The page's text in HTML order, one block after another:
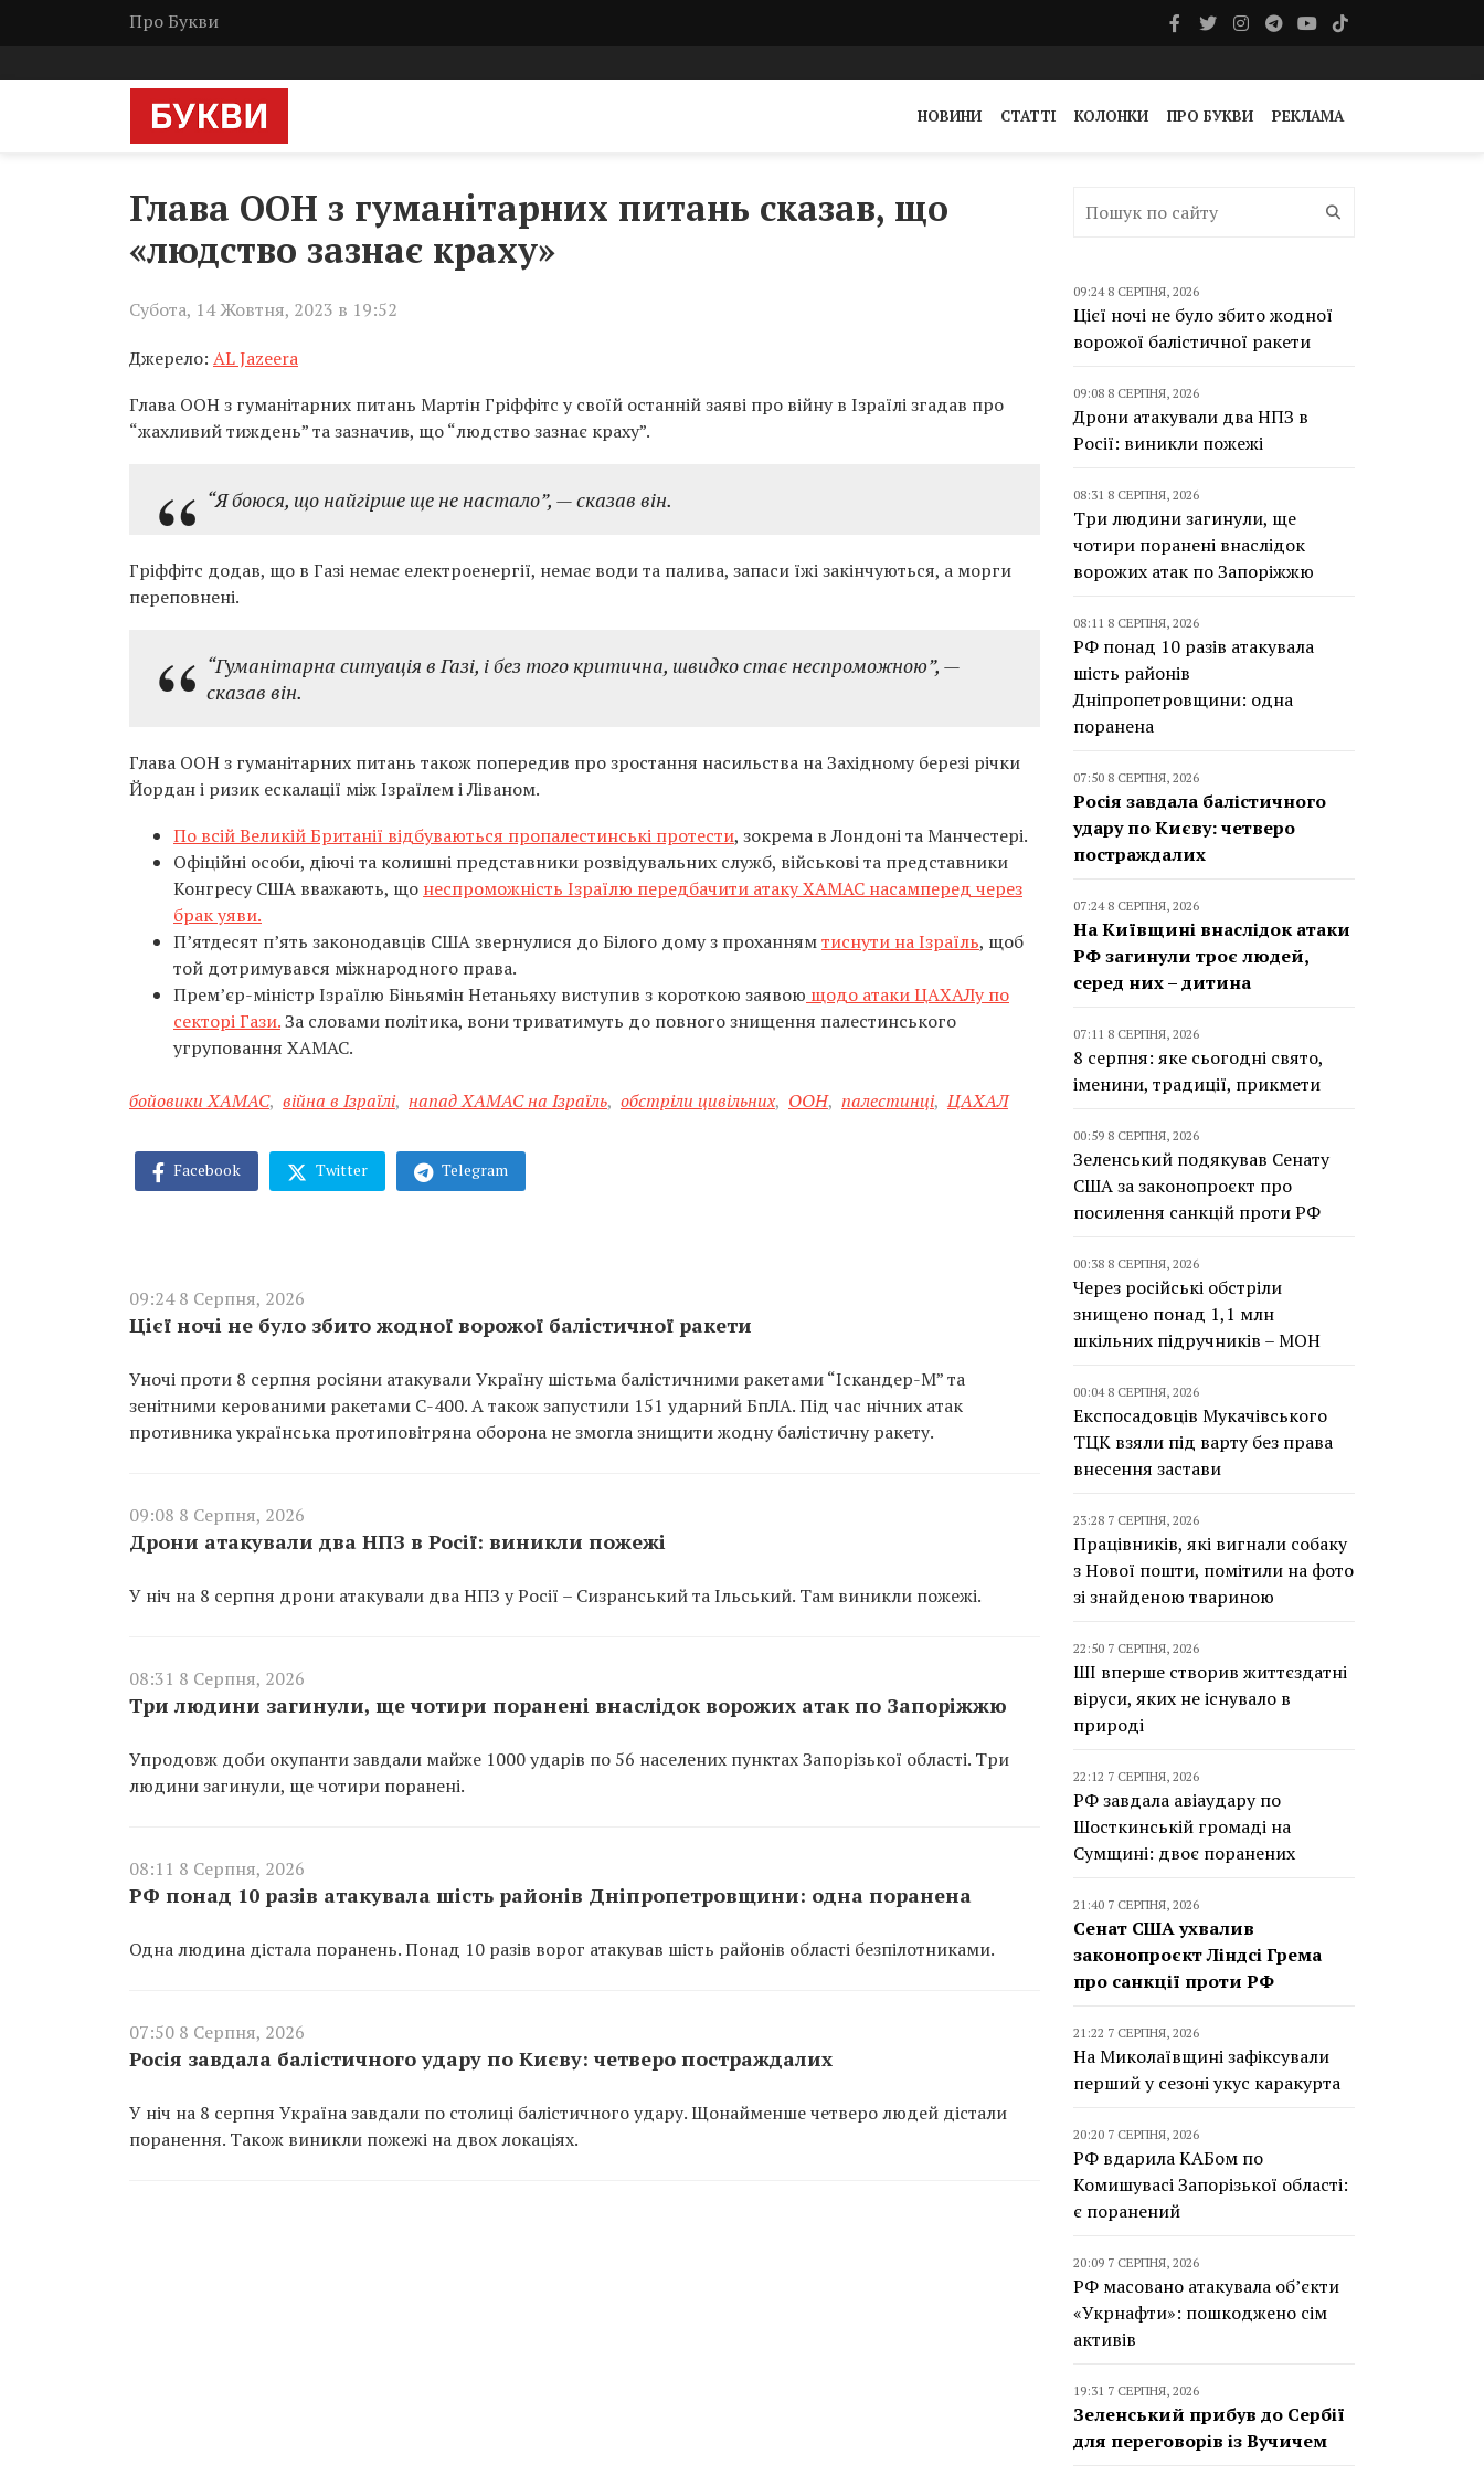
Про Букви
НОВИНИ СТАТТІ КОЛОНКИ ПРО БУКВИ РЕКЛАМА
Глава ООН з гуманітарних питань сказав, що
«людство зазнає краху»
Субота, 14 Жовтня, 2023 в 19:52
Джерело: AL Jazeera
Глава ООН з гуманітарних питань Мартін Гріффітс у своїй останній заяві про війну в Ізраїлі згадав про
“жахливий тиждень” та зазначив, що “людство зазнає краху”.
“Я боюся, що найгірше ще не настало”, — сказав він.
Гріффітс додав, що в Газі немає електроенергії, немає води та палива, запаси їжі закінчуються, а морги
переповнені.
“Гуманітарна ситуація в Газі, і без того критична, швидко стає неспроможною”, —
сказав він.
Глава ООН з гуманітарних питань також попередив про зростання насильства на Західному березі річки
Йордан і ризик ескалації між Ізраїлем і Ліваном.
По всій Великій Британії відбуваються пропалестинські протести, зокрема в Лондоні та Манчестері.
Офіційні особи, діючі та колишні представники розвідувальних служб, військові та представники
Конгресу США вважають, що неспроможність Ізраїлю передбачити атаку ХАМАС насамперед через
брак уяви.
П’ятдесят п’ять законодавців США звернулися до Білого дому з проханнямтиснути на Ізраїль, щоб
той дотримувався міжнародного права.
Прем’єр-міністр Ізраїлю Біньямін Нетаньяху виступив з короткою заявою щодо атаки ЦАХАЛу по
секторі Гази.За словами політика, вони триватимуть до повного знищення палестинського
угруповання ХАМАС.
бойовики ХАМАС, війна в Ізраїлі, напад ХАМАС на Ізраїль, обстріли цивільних, ООН, палестинці, ЦАХАЛ
Facebook Twitter Telegram
09:24 8 Серпня, 2026
Цієї ночі не було збито жодної ворожої балістичної ракети
Уночі проти 8 серпня росіяни атакували Україну шістьма балістичними ракетами “Іскандер-М” та
зенітними керованими ракетами С-400. А також запустили 151 ударний БпЛА. Під час нічних атак
противника українська протиповітряна оборона не змогла знищити жодну балістичну ракету.
09:08 8 Серпня, 2026
Дрони атакували два НПЗ в Росії: виникли пожежі
У ніч на 8 серпня дрони атакували два НПЗ у Росії – Сизранський та Ільський. Там виникли пожежі.
08:31 8 Серпня, 2026
Три людини загинули, ще чотири поранені внаслідок ворожих атак по Запоріжжю
Упродовж доби окупанти завдали майже 1000 ударів по 56 населених пунктах Запорізької області. Три
людини загинули, ще чотири поранені.
08:11 8 Серпня, 2026
РФ понад 10 разів атакувала шість районів Дніпропетровщини: одна поранена
Одна людина дістала поранень. Понад 10 разів ворог атакував шість районів області безпілотниками.
07:50 8 Серпня, 2026
Росія завдала балістичного удару по Києву: четверо постраждалих
У ніч на 8 серпня Україна завдали по столиці балістичного удару. Щонайменше четверо людей дістали
поранення. Також виникли пожежі на двох локаціях.
09:24 8 СЕРПНЯ, 2026
Цієї ночі не було збито жодної
ворожої балістичної ракети
09:08 8 СЕРПНЯ, 2026
Дрони атакували два НПЗ в
Росії: виникли пожежі
08:31 8 СЕРПНЯ, 2026
Три людини загинули, ще
чотири поранені внаслідок
ворожих атак по Запоріжжю
08:11 8 СЕРПНЯ, 2026
РФ понад 10 разів атакувала
шість районів
Дніпропетровщини: одна
поранена
07:50 8 СЕРПНЯ, 2026
Росія завдала балістичного
удару по Києву: четверо
постраждалих
07:24 8 СЕРПНЯ, 2026
На Київщині внаслідок атаки
РФ загинули троє людей,
серед них – дитина
07:11 8 СЕРПНЯ, 2026
8 серпня: яке сьогодні свято,
іменини, традиції, прикмети
00:59 8 СЕРПНЯ, 2026
Зеленський подякував Сенату
США за законопроєкт про
посилення санкцій проти РФ
00:38 8 СЕРПНЯ, 2026
Через російські обстріли
знищено понад 1,1 млн
шкільних підручників – МОН
00:04 8 СЕРПНЯ, 2026
Експосадовців Мукачівського
ТЦК взяли під варту без права
внесення застави
23:28 7 СЕРПНЯ, 2026
Працівників, які вигнали собаку
з Нової пошти, помітили на фото
зі знайденою твариною
22:50 7 СЕРПНЯ, 2026
ШІ вперше створив життєздатні
віруси, яких не існувало в
природі
22:12 7 СЕРПНЯ, 2026
РФ завдала авіаудару по
Шосткинській громаді на
Сумщині: двоє поранених
21:40 7 СЕРПНЯ, 2026
Сенат США ухвалив
законопроєкт Ліндсі Грема
про санкції проти РФ
21:22 7 СЕРПНЯ, 2026
На Миколаївщині зафіксували
перший у сезоні укус каракурта
20:20 7 СЕРПНЯ, 2026
РФ вдарила КАБом по
Комишувасі Запорізької області:
є поранений
20:09 7 СЕРПНЯ, 2026
РФ масовано атакувала об’єкти
«Укрнафти»: пошкоджено сім
активів
19:31 7 СЕРПНЯ, 2026
Зеленський прибув до Сербії
для переговорів із Вучичем